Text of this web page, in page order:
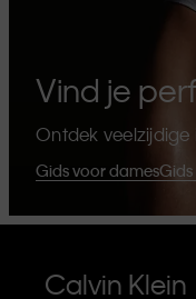
Vind je
Ontdek
Gids voor dames
Calvin Klein